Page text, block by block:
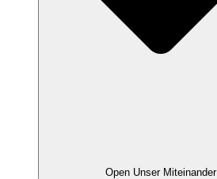
Open Unser Miteinander